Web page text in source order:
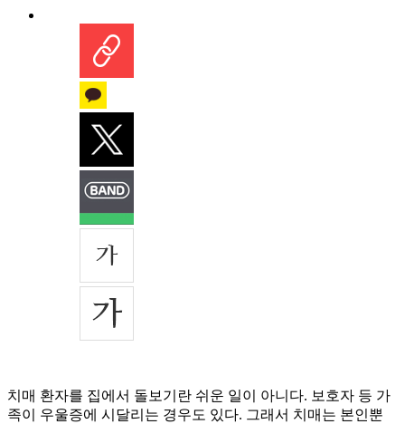
치매 환자를 집에서 돌보기란 쉬운 일이 아니다. 보호자 등 가
족이 우울증에 시달리는 경우도 있다. 그래서 치매는 본인뿐